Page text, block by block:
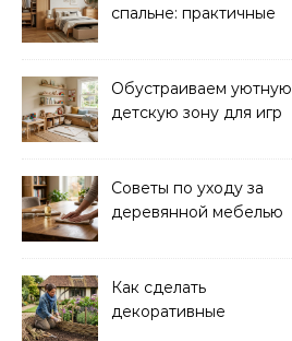
спальне: практичные
Обустраиваем уютную
детскую зону для игр
Советы по уходу за
деревянной мебелью
Как сделать
декоративные